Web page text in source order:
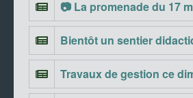
📷 La promenade du 17
Bientôt un sentier
Travaux de gestion ce